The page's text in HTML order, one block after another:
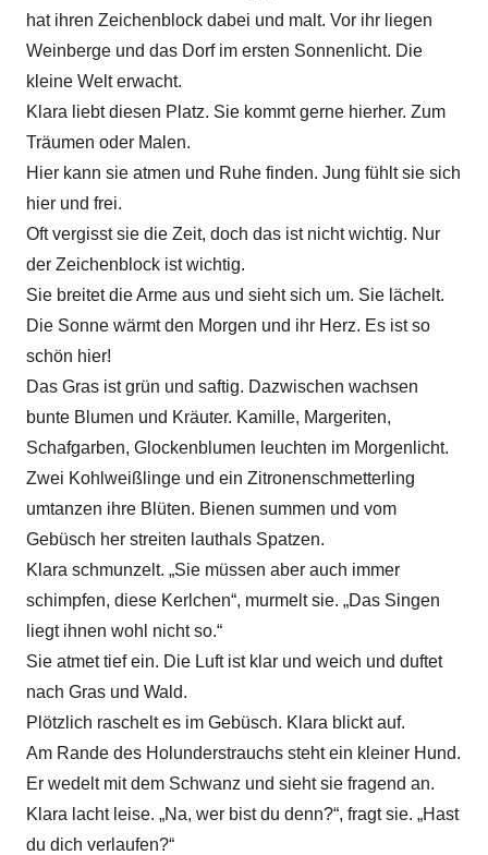
hat ihren Zeichenblock dabei und malt. Vor ihr liegen
Weinberge und das Dorf im ersten Sonnenlicht. Die
kleine Welt erwacht.
Klara liebt diesen Platz. Sie kommt gerne hierher. Zum
Träumen oder Malen.
Hier kann sie atmen und Ruhe finden. Jung fühlt sie sich
hier und frei.
Oft vergisst sie die Zeit, doch das ist nicht wichtig. Nur
der Zeichenblock ist wichtig.
Sie breitet die Arme aus und sieht sich um. Sie lächelt.
Die Sonne wärmt den Morgen und ihr Herz. Es ist so
schön hier!
Das Gras ist grün und saftig. Dazwischen wachsen
bunte Blumen und Kräuter. Kamille, Margeriten,
Schafgarben, Glockenblumen leuchten im Morgenlicht.
Zwei Kohlweißlinge und ein Zitronenschmetterling
umtanzen ihre Blüten. Bienen summen und vom
Gebüsch her streiten lauthals Spatzen.
Klara schmunzelt. „Sie müssen aber auch immer
schimpfen, diese Kerlchen“, murmelt sie. „Das Singen
liegt ihnen wohl nicht so.“
Sie atmet tief ein. Die Luft ist klar und weich und duftet
nach Gras und Wald.
Plötzlich raschelt es im Gebüsch. Klara blickt auf.
Am Rande des Holunderstrauchs steht ein kleiner Hund.
Er wedelt mit dem Schwanz und sieht sie fragend an.
Klara lacht leise. „Na, wer bist du denn?“, fragt sie. „Hast
du dich verlaufen?“